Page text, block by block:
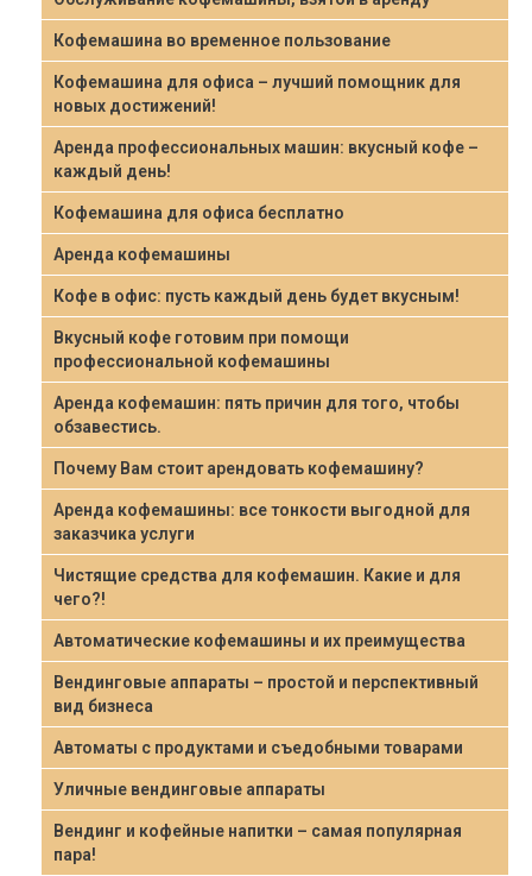
Кофемашина во временное пользование
Кофемашина для офиса – лучший помощник для
новых достижений!
Аренда профессиональных машин: вкусный кофе –
каждый день!
Кофемашина для офиса бесплатно
Аренда кофемашины
Кофе в офис: пусть каждый день будет вкусным!
Вкусный кофе готовим при помощи
профессиональной кофемашины
Аренда кофемашин: пять причин для того, чтобы
обзавестись.
Почему Вам стоит арендовать кофемашину?
Аренда кофемашины: все тонкости выгодной для
заказчика услуги
Чистящие средства для кофемашин. Какие и для
чего?!
Автоматические кофемашины и их преимущества
Вендинговые аппараты – простой и перспективный
вид бизнеса
Автоматы с продуктами и съедобными товарами
Уличные вендинговые аппараты
Вендинг и кофейные напитки – самая популярная
пара!